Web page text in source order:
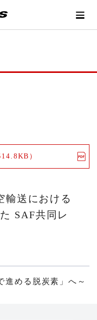
）
輸送における
SAF共同レ
進める脱炭素」へ～